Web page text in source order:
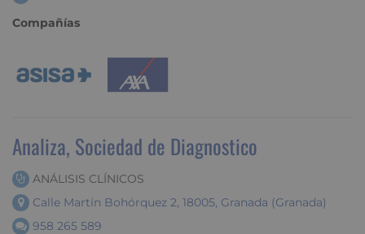
Compañías
Analiza, Sociedad de Diagnostico
ANÁLISIS CLÍNICOS
Calle Martín Bohórquez 2, 18005, Granada (Granada)
958 265 589